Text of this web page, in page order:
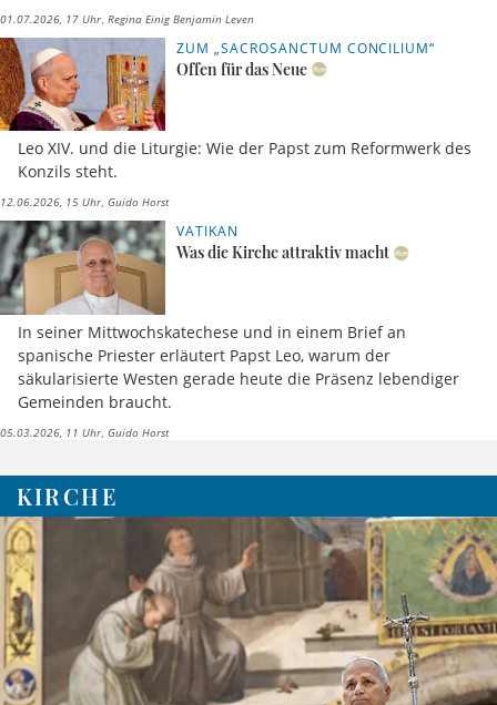
01.07.2026, 17 Uhr Regina Einig Benjamin Leven
ZUM „SACROSANCTUM CONCILIUM“
Offen für das Neue
Leo XIV. und die Liturgie: Wie der Papst zum Reformwerk des
Konzils steht.
12.06.2026, 15 Uhr Guido Horst
VATIKAN
Was die Kirche attraktiv macht
In seiner Mittwochskatechese und in einem Brief an
spanische Priester erläutert Papst Leo, warum der
säkularisierte Westen gerade heute die Präsenz lebendiger
Gemeinden braucht.
05.03.2026, 11 Uhr Guido Horst
KIRCHE